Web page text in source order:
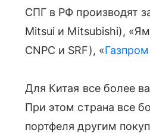
СПГ в РФ производят
Mitsui и Mitsubishi),
CNPC и SRF), «Газпром
Для Китая все более
При этом страна все
портфеля другим